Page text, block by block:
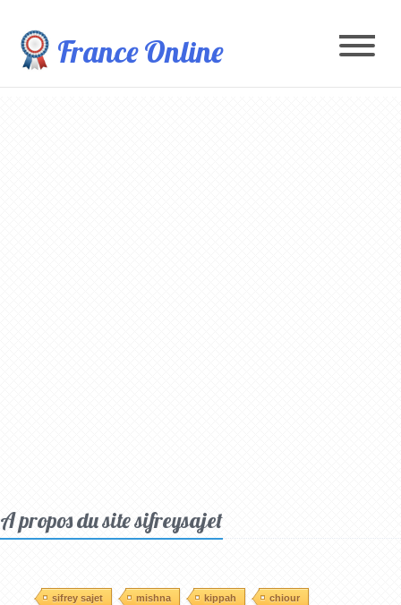
France Online
A propos du site sifreysajet
sifrey sajet mishna kippah chiour